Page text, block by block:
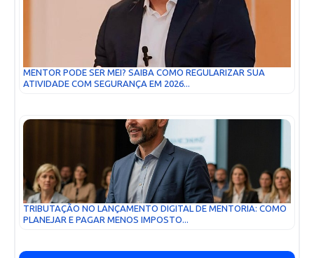
MENTOR PODE SER MEI? SAIBA COMO REGULARIZAR SUA
ATIVIDADE COM SEGURANÇA EM 2026...
TRIBUTAÇÃO NO LANÇAMENTO DIGITAL DE MENTORIA: COMO
PLANEJAR E PAGAR MENOS IMPOSTO...